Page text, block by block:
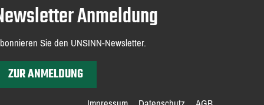
Anmeldung
Sie den UNSINN-Newsletter.
ZUR ANMELDUNG